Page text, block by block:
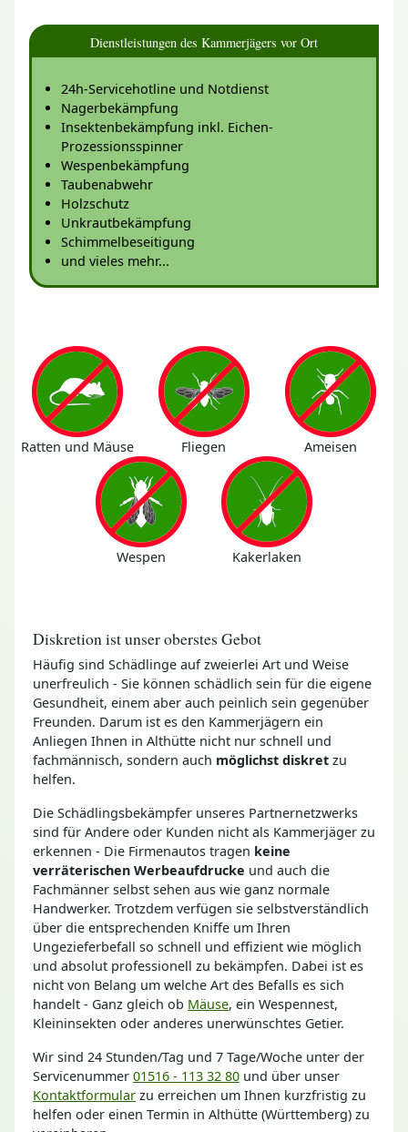
Dienstleistungen des Kammerjägers vor Ort
24h-Servicehotline und Notdienst
Nagerbekämpfung
Insektenbekämpfung inkl. Eichen-
Prozessionsspinner
Wespenbekämpfung
Taubenabwehr
Holzschutz
Unkrautbekämpfung
Schimmelbeseitigung
und vieles mehr...
Ratten und Mäuse Fliegen Ameisen
Wespen Kakerlaken
Diskretion ist unser oberstes Gebot
Häufig sind Schädlinge auf zweierlei Art und Weise
unerfreulich - Sie können schädlich sein für die eigene
Gesundheit, einem aber auch peinlich sein gegenüber
Freunden. Darum ist es den Kammerjägern ein
Anliegen Ihnen in Althütte nicht nur schnell und
fachmännisch, sondern auch möglichst diskret zu
helfen.
Die Schädlingsbekämpfer unseres Partnernetzwerks
sind für Andere oder Kunden nicht als Kammerjäger zu
erkennen - Die Firmenautos tragen keine
verräterischen Werbeaufdrucke und auch die
Fachmänner selbst sehen aus wie ganz normale
Handwerker. Trotzdem verfügen sie selbstverständlich
über die entsprechenden Kniffe um Ihren
Ungezieferbefall so schnell und effizient wie möglich
und absolut professionell zu bekämpfen. Dabei ist es
nicht von Belang um welche Art des Befalls es sich
handelt - Ganz gleich ob Mäuse, ein Wespennest,
Kleininsekten oder anderes unerwünschtes Getier.
Wir sind 24 Stunden/Tag und 7 Tage/Woche unter der
Servicenummer 01516 - 113 32 80 und über unser
Kontaktformular zu erreichen um Ihnen kurzfristig zu
helfen oder einen Termin in Althütte (Württemberg) zu